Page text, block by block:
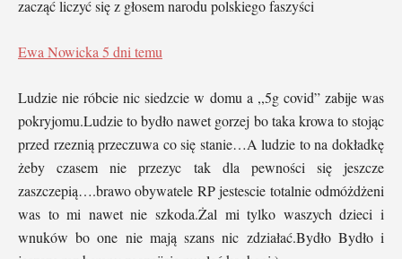
zacząć liczyć się z głosem narodu polskiego faszyści
Ewa Nowicka 5 dni temu
Ludzie nie róbcie nic siedzcie w domu a ,,5g covid” zabije was
pokryjomu.Ludzie to bydło nawet gorzej bo taka krowa to stojąc
przed rzeznią przeczuwa co się stanie…A ludzie to na dokładkę
żeby czasem nie przezyc tak dla pewności się jeszcze
zaszczepią….brawo obywatele RP jestescie totalnie odmóżdżeni
was to mi nawet nie szkoda.Żal mi tylko waszych dzieci i
wnuków bo one nie mają szans nic zdziałać.Bydło Bydło i